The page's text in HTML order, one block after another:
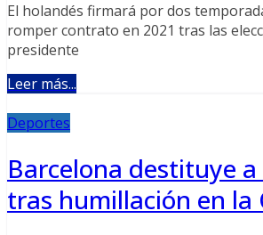
El holandés firmará por dos
romper contrato en 2021 tras las
presidente
Leer más...
Deportes
Barcelona destituye a
tras humillación en la